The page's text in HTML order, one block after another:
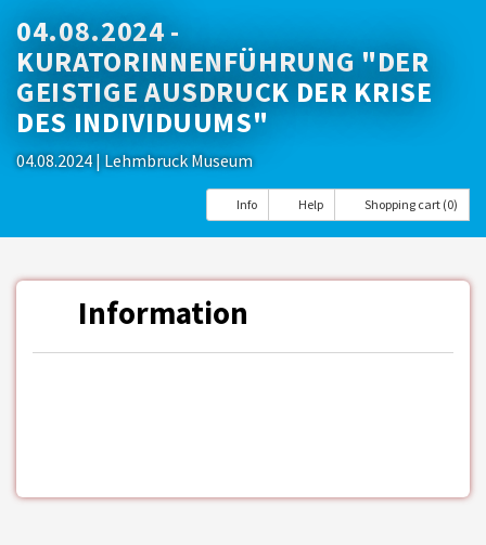
04.08.2024 -
KURATORINNENFÜHRUNG "DER
GEISTIGE AUSDRUCK DER KRISE
DES INDIVIDUUMS"
04.08.2024| Lehmbruck Museum
Info Help Shopping cart (0)
Information